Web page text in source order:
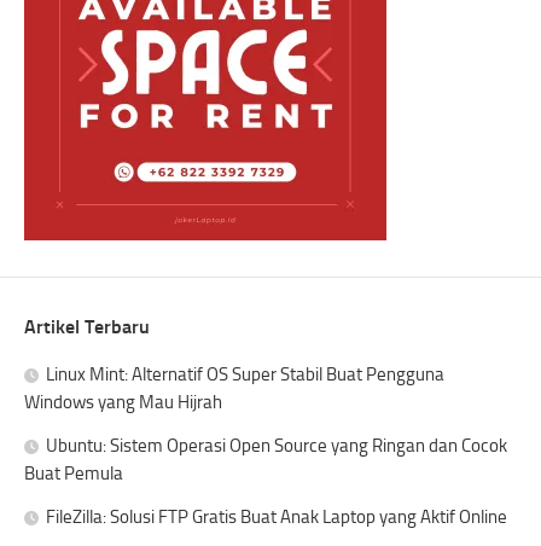
Artikel Terbaru
Linux Mint: Alternatif OS Super Stabil Buat Pengguna
Windows yang Mau Hijrah
Ubuntu: Sistem Operasi Open Source yang Ringan dan Cocok
Buat Pemula
FileZilla: Solusi FTP Gratis Buat Anak Laptop yang Aktif Online